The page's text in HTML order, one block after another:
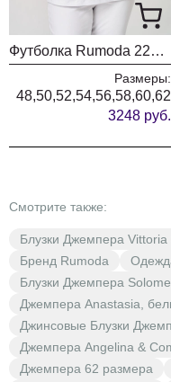
Футболка Rumoda 2239 белый кр.р.
Размеры:
48,50,52,54,56,58,60,62
3248 руб.
Смотрите также:
Блузки Джемпера Vittoria
Бренд Rumoda
Блузки Джемпера
Джемпера Anastasia,
Джинсовые Блузки
Джемпера Angelina &
Джемпера 62 размера